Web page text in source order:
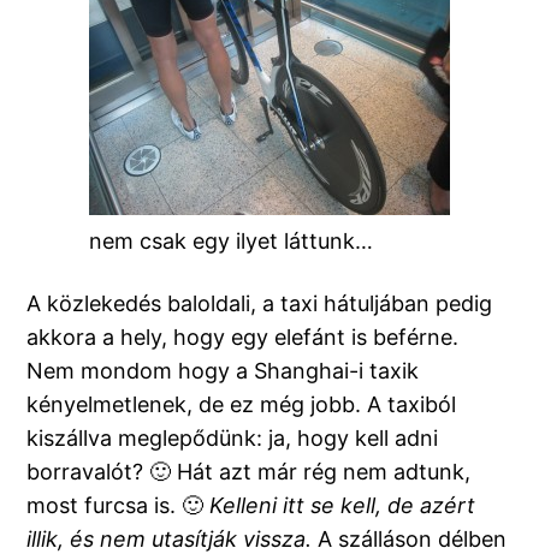
nem csak egy ilyet láttunk…
A közlekedés baloldali, a taxi hátuljában pedig
akkora a hely, hogy egy elefánt is beférne.
Nem mondom hogy a Shanghai-i taxik
kényelmetlenek, de ez még jobb. A taxiból
kiszállva meglepődünk: ja, hogy kell adni
borravalót? 🙂 Hát azt már rég nem adtunk,
most furcsa is. 🙂Kelleni itt se kell, de azért
illik, és nem utasítják vissza.A szálláson délben